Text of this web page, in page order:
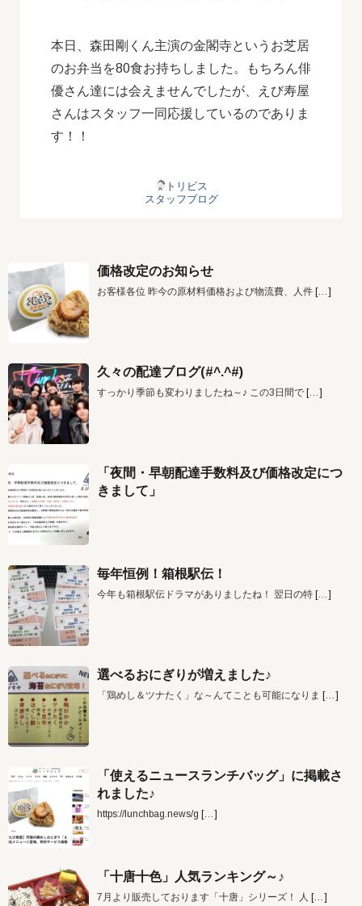
本日、森田剛くん主演の金閣寺というお芝居
のお弁当を80食お持ちしました。もちろん俳
優さん達には会えませんでしたが、えび寿屋
さんはスタッフ一同応援しているのでありま
す！！
トリビス
スタッフブログ
価格改定のお知らせ
お客様各位 昨今の原材料価格および物流費、人件 […]
久々の配達ブログ(#^.^#)
すっかり季節も変わりましたね～♪ この3日間で […]
「夜間・早朝配達手数料及び価格改定につ
きまして」
毎年恒例！箱根駅伝！
今年も箱根駅伝ドラマがありましたね！ 翌日の特 […]
選べるおにぎりが増えました♪
「鶏めし＆ツナたく」な～んてことも可能になりま […]
「使えるニュースランチバッグ」に掲載さ
れました♪
https://lunchbag.news/g […]
「十唐十色」人気ランキング～♪
7月より販売しております「十唐」シリーズ！ 人 […]